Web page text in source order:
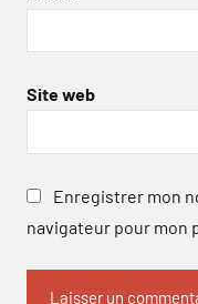
Site web
Enregistrer mon
navigateur pour mon